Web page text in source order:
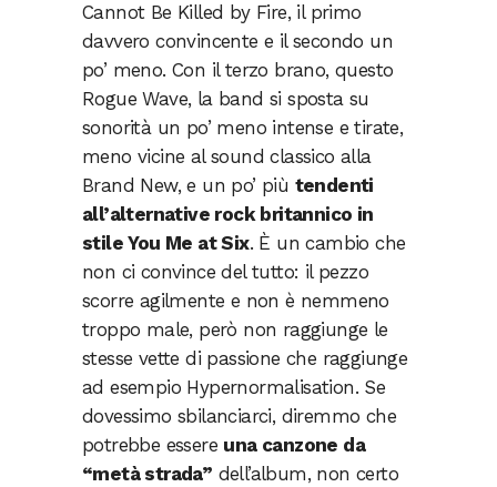
Cannot Be Killed by Fire, il primo
davvero convincente e il secondo un
po’ meno. Con il terzo brano, questo
Rogue Wave, la band si sposta su
sonorità un po’ meno intense e tirate,
meno vicine al sound classico alla
Brand New, e un po’ più tendenti
all’alternative rock britannico in
stile You Me at Six. È un cambio che
non ci convince del tutto: il pezzo
scorre agilmente e non è nemmeno
troppo male, però non raggiunge le
stesse vette di passione che raggiunge
ad esempio Hypernormalisation. Se
dovessimo sbilanciarci, diremmo che
potrebbe essere una canzone da
“metà strada” dell’album, non certo